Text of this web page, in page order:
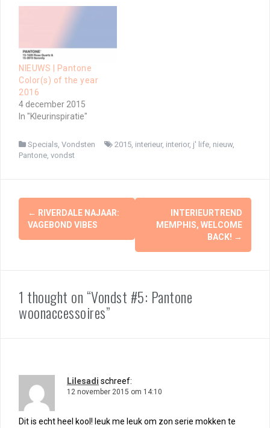
NIEUWS | Pantone
Color(s) of the year
2016
4 december 2015
In "Kleurinspiratie"
Specials, Vondsten 2015, interieur, interior, j' life, nieuw,
Pantone, vondst
Berichtnavigatie
← RIVERDALE NAJAAR:
VAGEBOND VIBES
INTERIEURTREND
MEMPHIS, WELCOME
BACK! →
1 thought on “Vondst #5: Pantone
woonaccessoires”
Lilesadi schreef:
12 november 2015 om 14:10
Dit is echt heel kool! leuk me leuk om zon serie mokken te